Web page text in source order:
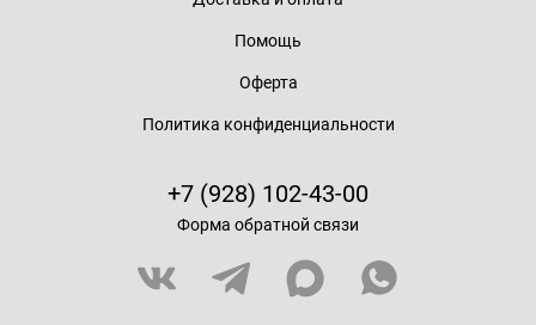
Помощь
Оферта
Политика конфиденциальности
+7 (928) 102-43-00
Форма обратной связи